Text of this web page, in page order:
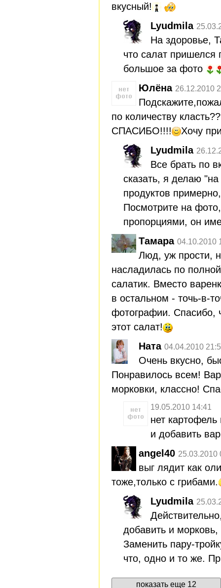
вкусный!
Lyudmila
На здоровье,
что салат пришелся
большое за фото
Юлёна 26.12.2010
по количеству
СПАСИБО!!!!
Хочу
Lyudmila
Все брать по
сказать, я делаю
продуктов
Посмотрите на
пропорциями, он
Тамара 04.10.2010
Люд, уж прости,
насладилась по
салатик. Вместо
в остальном - точь-в-
фотографии. Спасибо,
этот салат!
Ната 04.04.2010
Очень вкусно,
Понравилось всем!
морковки, классно!
19.05.2010 14:41
нет картофель
и добавить
angel40 25.03.2010
выг лядит как
тоже,только с грибами.
Lyudmila
добавить и морковь,
Заменить пару-
что, одно и то же.
показать еще 12